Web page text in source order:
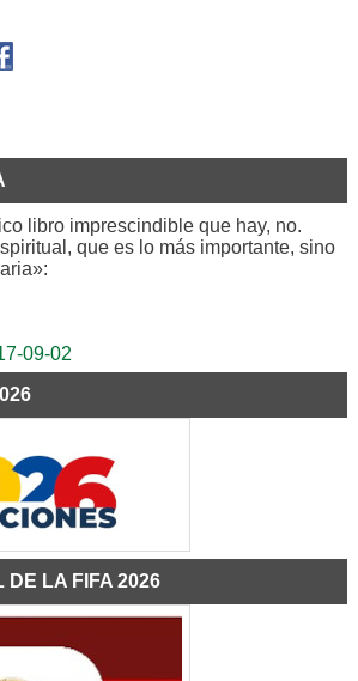
libro imprescindible que hay, no.
que es lo más importante, sino
DE LA FIFA 2026